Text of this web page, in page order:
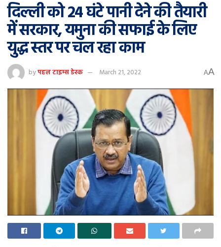
दिल्ली को 24 घंटे पानी देने की तैयारी
में सरकार, यमुना की सफाई के लिए
युद्ध स्तर पर चल रहा काम
byपहल टाइम्स डेस्क March 21, 2022 AA